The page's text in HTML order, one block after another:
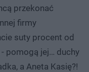
przekonać
firmy
suty procent od
pomogą jej… duchy
a Aneta Kasię?!